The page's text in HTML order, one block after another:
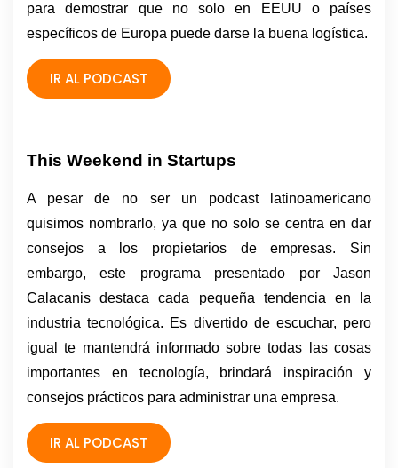
para demostrar que no solo en EEUU o países
específicos de Europa puede darse la buena logística.
IR AL PODCAST
This Weekend in Startups
A pesar de no ser un podcast latinoamericano
quisimos nombrarlo, ya que no solo se centra en dar
consejos a los propietarios de empresas. Sin
embargo, este programa presentado por Jason
Calacanis destaca cada pequeña tendencia en la
industria tecnológica. Es divertido de escuchar, pero
igual te mantendrá informado sobre todas las cosas
importantes en tecnología, brindará inspiración y
consejos prácticos para administrar una empresa.
IR AL PODCAST